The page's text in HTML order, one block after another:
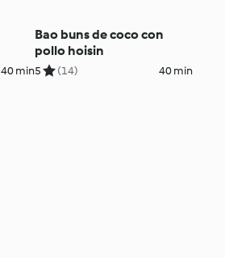
40 min
Bao buns de coco con
pollo hoisin
5 (14) 40 min